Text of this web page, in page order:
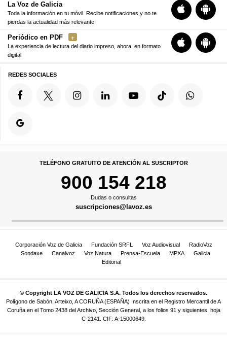
La Voz de Galicia
Toda la información en tu móvil. Recibe notificaciones y no te
pierdas la actualidad más relevante
Periódico en PDF
La experiencia de lectura del diario impreso, ahora, en formato
digital
REDES SOCIALES
TELÉFONO GRATUITO DE ATENCIÓN AL SUSCRIPTOR
900 154 218
Dudas o consultas
suscripciones@lavoz.es
Corporación Voz de Galicia Fundación SRFL Voz Audiovisual
RadioVoz
Sondaxe
Canalvoz Voz Natura Prensa-Escuela MPXA
Galicia
Editorial
© Copyright LA VOZ DE GALICIA S.A. Todos los derechos reservados.
Polígono de Sabón, Arteixo, A CORUÑA (ESPAÑA) Inscrita en el Registro Mercantil de A
Coruña en el Tomo 2438 del Archivo, Sección General, a los folios 91 y siguientes, hoja
C-2141. CIF: A-15000649.